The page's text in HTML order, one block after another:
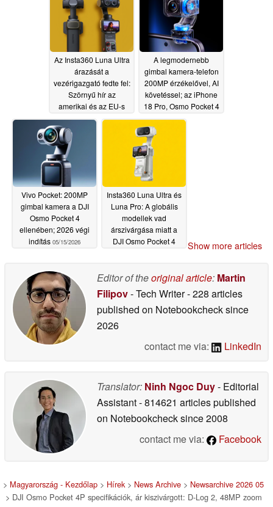
Az Insta360 Luna Ultra
árazását a
vezérigazgató fedte fel:
Szörnyű hír az
amerikai és az EU-s
vásárlóknak; jó hír az
Osmo Pocket 4
számára
A legmodernebb
gimbal kamera-telefon
200MP érzékelővel, AI
követéssel; az iPhone
18 Pro, Osmo Pocket 4
és az iPhone 18 Pro
riválisa lesz
Vivo Pocket: 200MP
gimbal kamera a DJI
Osmo Pocket 4
ellenében; 2026 végi
indítás 05/15/2026
Insta360 Luna Ultra és
Luna Pro: A globális
modellek vad
árszivárgása miatt a
DJI Osmo Pocket 4
Show more articles
Editor of theoriginal article: Martin
Filipov- Tech Writer- 228 articles
published on Notebookchecksince
2026
contact me via:
LinkedIn
Translator: Ninh Ngoc Duy- Editorial
Assistant- 814621 articles published
on Notebookchecksince 2008
contact me via:
Facebook
> Magyarország - Kezdőlap > Hírek> News Archive > Newsarchive 2026 05
> DJI Osmo Pocket 4P specifikációk, ár kiszivárgott: D-Log 2, 48MP zoom